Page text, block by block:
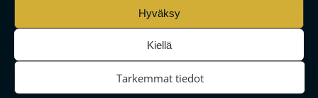
Hyväksy
Kiellä
Tarkemmat tiedot
MAAILMAN VIIHDYTTÄVINTÄ SALIBANDYA